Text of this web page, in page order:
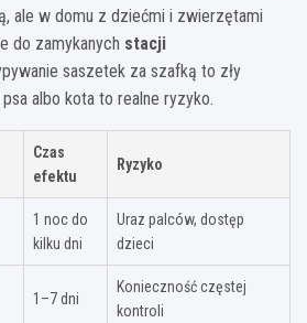
ale w domu z dziećmi i zwierzętami
do zamykanych stacji
saszetek za szafką to zły
albo kota to realne ryzyko.
Czas
efektu
Ryzyko
1 noc do
kilku dni
Uraz palców, dostęp
dzieci
1–7 dni
Konieczność częstej
kontroli